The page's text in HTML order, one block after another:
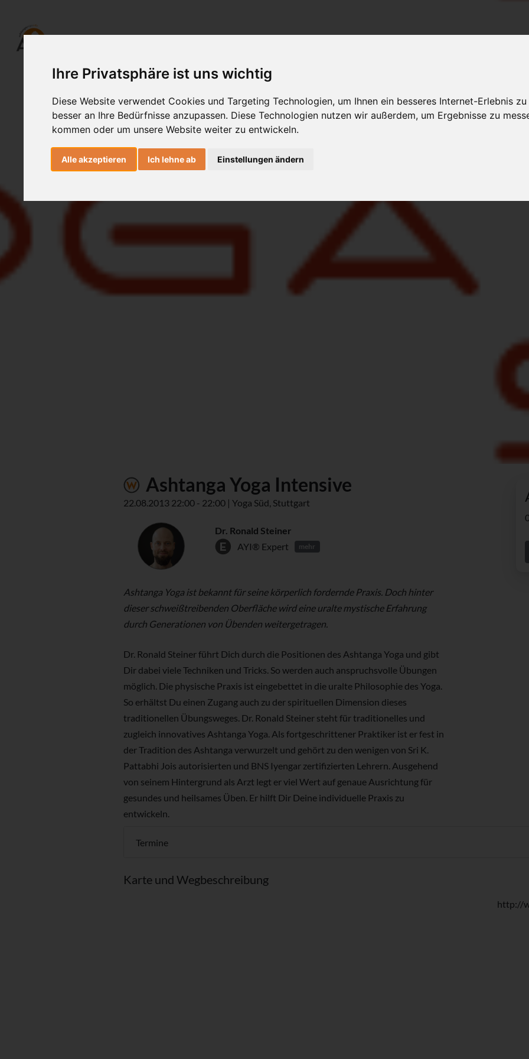
Ihre Privatsphäre ist uns wichtig
Diese Website verwendet Cookies und Targeting Technologien, um Ihnen ein besseres Internet-Erlebnis
besser an Ihre Bedürfnisse anzupassen. Diese Technologien nutzen wir außerdem, um Ergebnisse zu
kommen oder um unsere Website weiter zu entwickeln.
Alle akzeptieren Ich lehne ab Einstellungen ändern
Ashtanga Yoga Intensive
22.08.2013 22:00 - 22:00 | Yoga Süd, Stuttgart
Dr. Ronald Steiner
AYI® Expert
mehr
Ashtanga Yoga ist bekannt für seine körperlich fordernde Praxis. Doch hinter
dieser schweißtreibenden Oberfläche wird eine uralte mystische Erfahrung
durch Generationen von Übenden weitergetragen.
Dr. Ronald Steiner führt Dich durch die Positionen des Ashtanga Yoga und gibt
Dir dabei viele Techniken und Tricks. So werden auch anspruchsvolle Übungen
möglich. Die physische Praxis ist eingebettet in die uralte Philosophie des Yoga.
So erhältst Du einen Zugang auch zu der spirituellen Dimension dieses
traditionellen Übungsweges. Dr. Ronald Steiner steht für traditionelles und
zugleich innovatives Ashtanga Yoga. Als fortgeschrittener Praktiker ist er fest in
der Tradition des Ashtanga verwurzelt und gehört zu den wenigen von Sri K.
Pattabhi Jois autorisierten und BNS Iyengar zertifizierten Lehrern. Ausgehend
von seinem Hintergrund als Arzt legt er viel Wert auf genaue Ausrichtung für
gesundes und heilsames Üben. Er hilft Dir Deine individuelle Praxis zu
entwickeln.
Termine
Karte und Wegbeschreibung
http://